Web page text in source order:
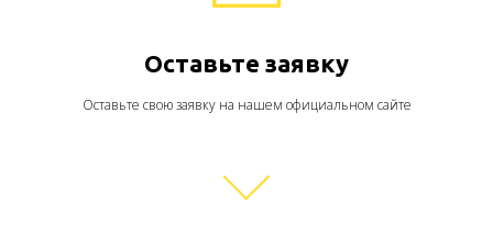
Оставьте заявку
Оставьте свою заявку на нашем официальном сайте